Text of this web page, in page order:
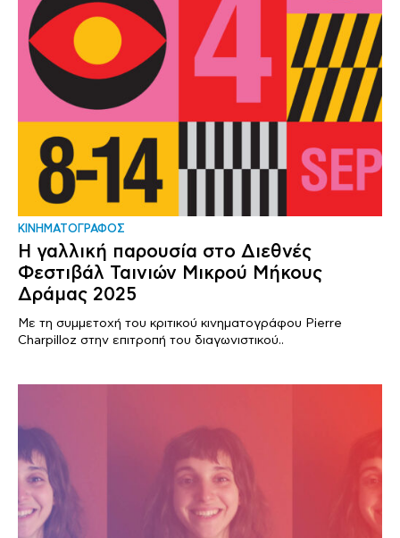
ΚΙΝΗΜΑΤΟΓΡΑΦΟΣ
Η γαλλική παρουσία στο Διεθνές
Φεστιβάλ Ταινιών Μικρού Μήκους
Δράμας 2025
Με τη συμμετοχή του κριτικού κινηματογράφου Pierre
Charpilloz στην επιτροπή του διαγωνιστικού..